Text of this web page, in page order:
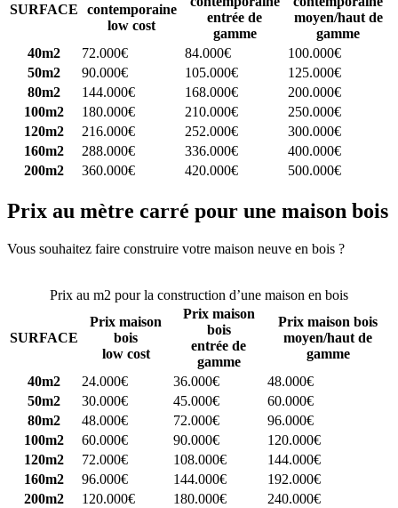
SURFACE
contemporaine
low cost
entrée de
gamme
moyen/haut de
gamme
40m2
72.000€ 84.000€
100.000€
50m2
90.000€ 105.000€
125.000€
80m2
144.000€ 168.000€
200.000€
100m2
180.000€ 210.000€
250.000€
120m2
216.000€ 252.000€
300.000€
160m2
288.000€ 336.000€
400.000€
200m2
360.000€ 420.000€ 500.000€
Prix au mètre carré pour une maison bois
Vous souhaitez faire construire votre maison neuve en bois ?
Prix au m2 pour la construction d’une maison en bois
SURFACE
Prix maison
bois
low cost
Prix maison
bois
entrée de
gamme
Prix maison bois
moyen/haut de
gamme
40m2
24.000€ 36.000€
48.000€
50m2
30.000€ 45.000€
60.000€
80m2
48.000€ 72.000€
96.000€
100m2
60.000€ 90.000€
120.000€
120m2
72.000€ 108.000€
144.000€
160m2
96.000€ 144.000€
192.000€
200m2
120.000€ 180.000€ 240.000€